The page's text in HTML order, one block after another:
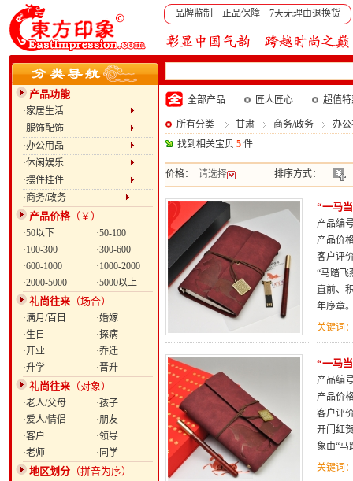
品牌监制 正品保障 7天无理由退换货
产品功能
·家居生活
·服饰配饰
·办公用品
·休闲娱乐
·摆件挂件
·商务/政务
产品价格（￥）
·50以下
·50-100
·100-300
·300-600
·600-1000
·1000-2000
·2000-5000
·5000以上
礼尚往来 （场合）
·满月/百日
·婚嫁
·生日
·探病
·开业
·乔迁
·升学
·晋升
礼尚往来 （对象）
·老人/父母
·孩子
·爱人/情侣
·朋友
·客户
·领导
·老师
·同学
地区划分 （拼音为序）
全部产品 匠人匠心 超值
所有分类 甘肃 商务/政务
办
找到相关宝贝 5 件
价格： 请选择 排序方式：
“一马
产品编
产品价
客户评
“马踏飞
直前、
年序章
关键词
“一马
产品编
产品价
客户评
开门红
象由“马
关键词